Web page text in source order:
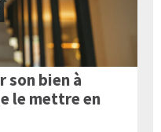
son bien à
le mettre en